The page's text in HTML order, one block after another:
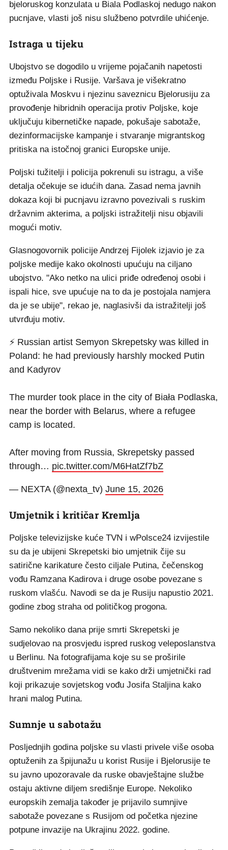
bjeloruskog konzulata u Biala Podlaskoj nedugo nakon
pucnjave, vlasti još nisu službeno potvrdile uhićenje.
Istraga u tijeku
Ubojstvo se dogodilo u vrijeme pojačanih napetosti
između Poljske i Rusije. Varšava je višekratno
optuživala Moskvu i njezinu saveznicu Bjelorusiju za
provođenje hibridnih operacija protiv Poljske, koje
uključuju kibernetičke napade, pokušaje sabotaže,
dezinformacijske kampanje i stvaranje migrantskog
pritiska na istočnoj granici Europske unije.
Poljski tužitelji i policija pokrenuli su istragu, a više
detalja očekuje se idućih dana. Zasad nema javnih
dokaza koji bi pucnjavu izravno povezivali s ruskim
državnim akterima, a poljski istražitelji nisu objavili
mogući motiv.
Glasnogovornik policije Andrzej Fijolek izjavio je za
poljske medije kako okolnosti upućuju na ciljano
ubojstvo. "Ako netko na ulici priđe određenoj osobi i
ispali hice, sve upućuje na to da je postojala namjera
da je se ubije", rekao je, naglasivši da istražitelji još
utvrđuju motiv.
⚡️ Russian artist Semyon Skrepetsky was killed in
Poland: he had previously harshly mocked Putin
and Kadyrov
The murder took place in the city of Biała Podlaska,
near the border with Belarus, where a refugee
camp is located.
After moving from Russia, Skrepetsky passed
through… pic.twitter.com/M6HatZf7bZ
— NEXTA (@nexta_tv) June 15, 2026
Umjetnik i kritičar Kremlja
Poljske televizijske kuće TVN i wPolsce24 izvijestile
su da je ubijeni Skrepetski bio umjetnik čije su
satirične karikature često ciljale Putina, čečenskog
vođu Ramzana Kadirova i druge osobe povezane s
ruskom vlašću. Navodi se da je Rusiju napustio 2021.
godine zbog straha od političkog progona.
Samo nekoliko dana prije smrti Skrepetski je
sudjelovao na prosvjedu ispred ruskog veleposlanstva
u Berlinu. Na fotografijama koje su se proširile
društvenim mrežama vidi se kako drži umjetnički rad
koji prikazuje sovjetskog vođu Josifa Staljina kako
hrani malog Putina.
Sumnje u sabotažu
Posljednjih godina poljske su vlasti privele više osoba
optuženih za špijunažu u korist Rusije i Bjelorusije te
su javno upozoravale da ruske obavještajne službe
ostaju aktivne diljem središnje Europe. Nekoliko
europskih zemalja također je prijavilo sumnjive
sabotaže povezane s Rusijom od početka njezine
potpune invazije na Ukrajinu 2022. godine.